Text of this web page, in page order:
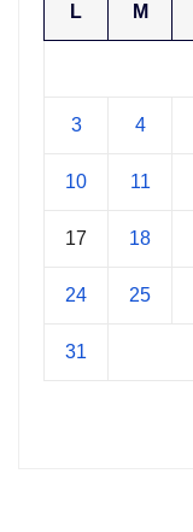
L M
3 4
10 11
17 18
24 25
31